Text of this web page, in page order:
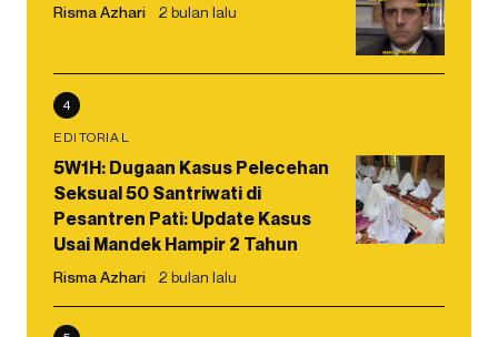
Risma Azhari 2 bulan lalu
4
EDITORIAL
5W1H: Dugaan Kasus Pelecehan
Seksual 50 Santriwati di
Pesantren Pati: Update Kasus
Usai Mandek Hampir 2 Tahun
Risma Azhari 2 bulan lalu